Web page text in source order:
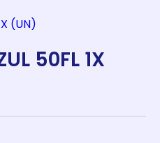
50FL 1X